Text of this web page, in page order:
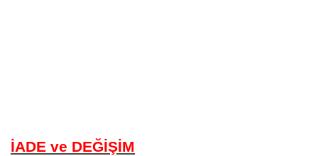
İADE ve DEĞİŞİM